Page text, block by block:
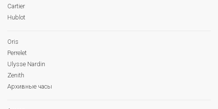
Cartier
Hublot
Oris
Perrelet
Ulysse Nardin
Zenith
Архивные часы